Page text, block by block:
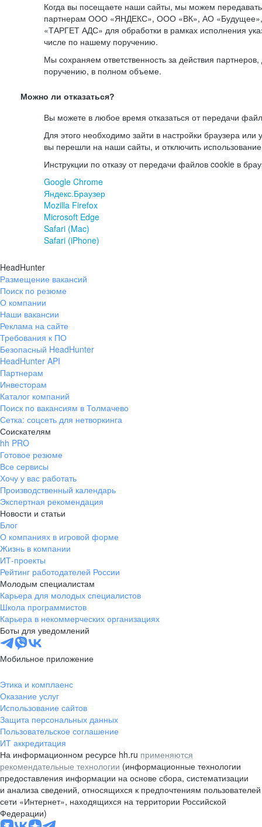
Когда вы посещаете наши сайты, мы можем
партнерам ООО «ЯНДЕКС», ООО «ВК», АО
«ТАРГЕТ АДС» для обработки в рамках исполнения
числе по нашему поручению.
Мы сохраняем ответственность за действия
поручению, в полном объеме.
Можно ли отказаться?
Вы можете в любое время отказаться от передачи
Для этого необходимо зайти в настройки браузера или
вы перешли на наши сайты, и отключить
Инструкции по отказу от передачи файлов cookie в
Google Chrome
Яндекс.Браузер
Mozilla Firefox
Microsoft Edge
Safari (Mac)
Safari (iPhone)
HeadHunter
Размещение вакансий
Поиск по резюме
О компании
Наши вакансии
Реклама на сайте
Требования к ПО
Безопасный HeadHunter
HeadHunter API
Партнерам
Инвесторам
Каталог компаний
Поиск по вакансиям в Толмачево
Сетка: соцсеть для нетворкинга
Соискателям
hh PRO
Готовое резюме
Все сервисы
Хочу у вас работать
Производственный календарь
Экспертная рекомендация
Новости и статьи
Блог
О компаниях в игровой форме
Жизнь в компании
ИТ-проекты
Рейтинг работодателей России
Молодым специалистам
Карьера для молодых специалистов
Школа программистов
Карьера в некоммерческих организациях
Боты для уведомлений
Мобильное приложение
Этика и комплаенс
Оказание услуг
Использование сайтов
Защита персональных данных
Пользовательское соглашение
ИТ аккредитация
На информационном ресурсе hh.ru применяются
рекомендательные технологии (информационные технологии
предоставления информации на основе сбора, систематизации
и анализа сведений, относящихся к предпочтениям пользователей
сети «Интернет», находящихся на территории Российской
Федерации)